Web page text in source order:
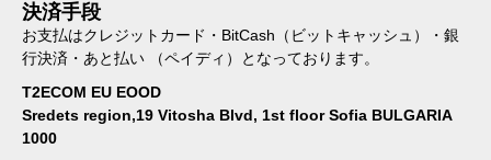
決済手段
お支払はクレジットカード・BitCash（ビットキャッシュ）・銀
行決済・あと払い （ペイディ）となっております。
T2ECOM EU EOOD
Sredets region,19 Vitosha Blvd, 1st floor Sofia BULGARIA
1000